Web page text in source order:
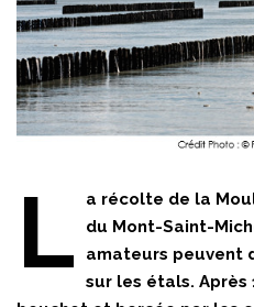
L
a récolte de la
du Mont-Saint-
amateurs peuvent
sur les étals. Après